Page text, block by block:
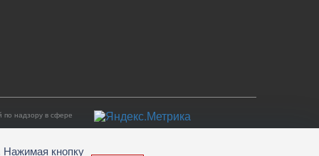
надзору в сфере
Нажимая кнопку